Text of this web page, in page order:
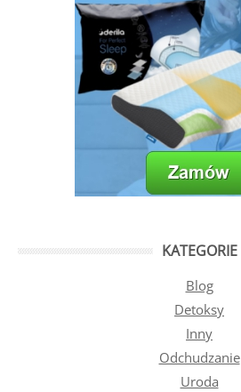
KATEGORIE
Blog
Detoksy
Inny
Odchudzanie
Uroda